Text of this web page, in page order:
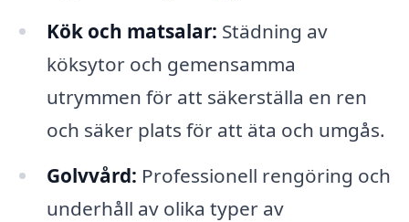
Kök och matsalar: Städning av
köksytor och gemensamma
utrymmen för att säkerställa en ren
och säker plats för att äta och umgås.
Golvvård: Professionell rengöring och
underhåll av olika typer av